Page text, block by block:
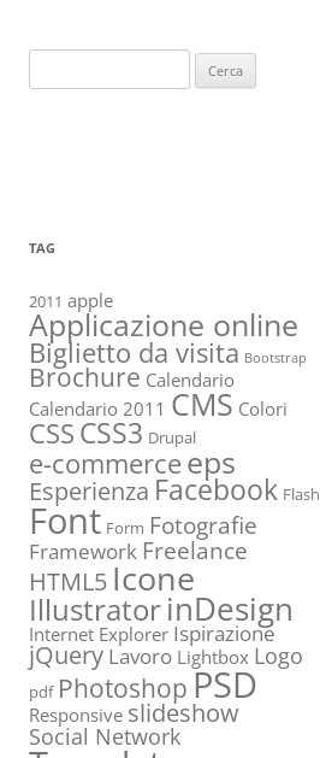
per:
TAG
2011 apple
Applicazione online
Biglietto da visita Bootstrap
Brochure Calendario
Calendario 2011 CMS Colori
CSSCSS3 Drupal
e-commerceeps
Esperienza Facebook Flash
Font Form Fotografie
Framework Freelance
HTML5 Icone
IllustratorinDesign
Internet Explorer Ispirazione
jQuery Lavoro Lightbox Logo
pdf PhotoshopPSD
Responsive slideshow
Social Network